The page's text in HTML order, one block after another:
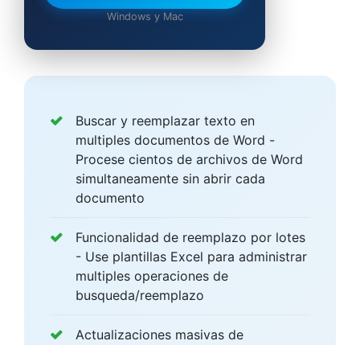
Buscar y reemplazar texto en
multiples documentos de Word -
Procese cientos de archivos de Word
simultaneamente sin abrir cada
documento
Funcionalidad de reemplazo por lotes
- Use plantillas Excel para administrar
multiples operaciones de
busqueda/reemplazo
Actualizaciones masivas de
Windows y Mac